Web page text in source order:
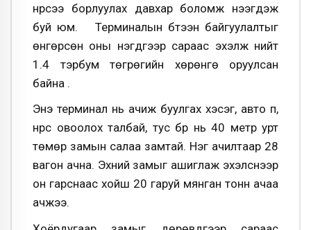
нүүрсээ борлуулах давхар боломж нээгдэж
буй юм. Терминалын бүтээн байгуулалтыг
өнгөрсөн оны нэгдүгээр сараас эхэлж нийт
1.4 тэрбум төгрөгийн хөрөнгө оруулсан
байна .
Энэ терминал нь ачиж буулгах хэсэг, авто пүү,
нүүрс овоолох талбай, тус бүр нь 40 метр урт
төмөр замын салаа замтай. Нэг ачилтаар 28
вагон ачна. Эхний замыг ашиглаж эхэлснээр
он гарснаас хойш 20 гаруй мянган тонн ачаа
ачжээ.